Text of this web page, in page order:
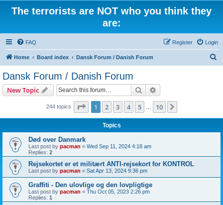
The terrorists are NOT who you think they
are:
FAQ Login
Register
Home Board index Dansk Forum / Danish Forum
Dansk Forum / Danish Forum
New Topic Search
244 topics Page 1of 10
1 2 3 4 5 10
Topics
Død over Danmark
Last post by pacman « Wed Sep 11, 2024 4:18 am
Replies: 2
Rejsekortet er et militært ANTI-rejsekort for KONTROL
Last post by pacman « Sat Apr 13, 2024 9:36 pm
Graffiti - Den ulovlige og den lovpligtige
Last post by pacman « Thu Oct 05, 2023 2:26 pm
Replies: 1